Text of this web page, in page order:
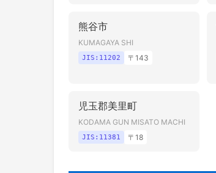
熊谷市
KUMAGAYA SHI
JIS: 11202 〒 143
児玉郡美里町
KODAMA GUN MISATO MACHI
JIS: 11381 〒 18